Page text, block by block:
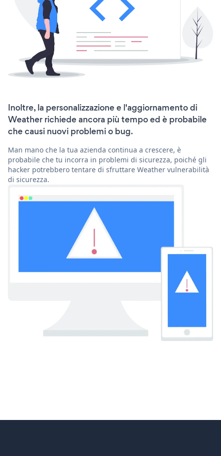
Inoltre, la personalizzazione e l'aggiornamento di
Weather richiede ancora più tempo ed è probabile
che causi nuovi problemi o bug.
Man mano che la tua azienda continua a crescere, è
probabile che tu incorra in problemi di sicurezza, poiché gli
hacker potrebbero tentare di sfruttare Weather vulnerabilità
di sicurezza.